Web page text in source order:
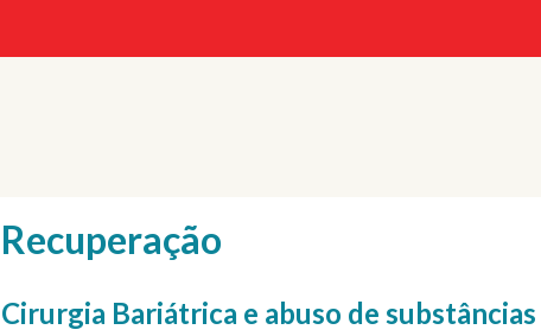
Recuperação
Cirurgia Bariátrica e abuso de substâncias